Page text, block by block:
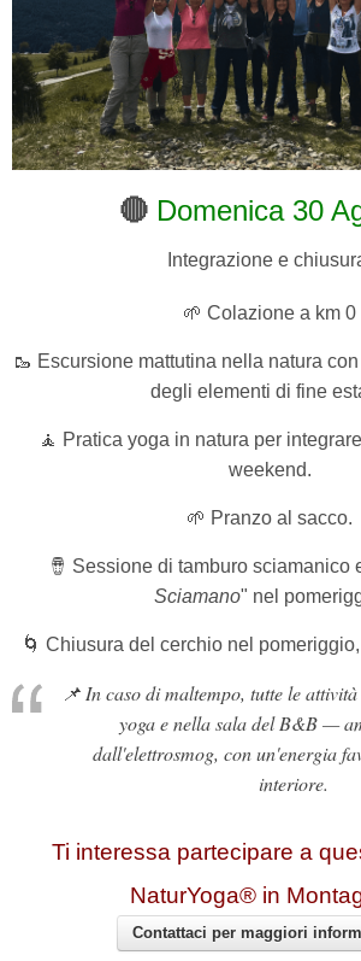
🔴 Domenica 30
Integrazione e
🌱 Colazione a km 0
🥾 Escursione mattutina nella natura
degli elementi di fine
🧘 Pratica yoga in natura per
weekend.
🌱 Pranzo al sacco.
🪘 Sessione di tamburo sciamanico
Sciamano" nel
🌀 Chiusura del cerchio nel
📌 In caso di maltempo, tutte le
yoga e nella sala del B&B —
dall'elettrosmog, con un'energia
interiore.
Ti interessa partecipare a
NaturYoga® in
Contattaci per maggiori